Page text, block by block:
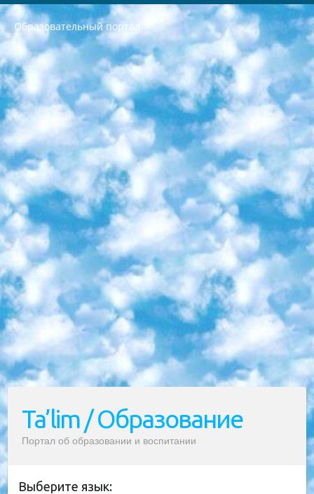
Образовательный портал
РЕСПУБЛИКА УЗБЕКИСТАН МИНИСТРЕРСТВО ДОШКОЛЬНОГО И ШКОЛЬНОГО ОБРАЗОВАНИЯ КОМАНДА в общеобразовательных учреждениях в 2023-2024 учебном году организация и проведение итоговой государственной аттестации обучающихся о Министра дошкольного и школьного образования Республики Узбекистан от 4 марта 2008 года (постановлением Минюста от 20 марта 2008 года № 1778 государственной регистрации) «Итоговое состояние учащихся общего среднего образования на основании положения об утверждении положения об аттестации общего среднего образования выпускной экзамен студентов в образовательных учреждениях в 2023-2024 учебном году В целях организации и прохождения аттестации приказываю: 1. Следующее: перечень предметов, по которым будет проводиться итоговая государственная аттестация и экзамен формы перевода согласно приложению 1; сертификаты международного образца, оценивающие уровень владения иностранными языками перечень согласно приложению 2; 2. Педагогический при специализированных образовательных учреждениях. научно-практический центр квалификации и международной оценки (Д.Давидова) 2024 г. До 25 марта: задания по предметам, по которым будет проводиться итоговая аттестация разработка и утверждение технических условий; итоговая аттестация на основании разработанного предметного задания разработка вопросов по предметам (устно и письменно), экзамен передача; общеобразовательные средние школы и специальные учебные заведения учащиеся выпускных классов школ и интернатов в агентской системе подготовка базы данных экзаменационных материалов и критериев оценки; перевод базы экзаменационных материалов на все языки обучения подать в Республиканский образовательный центр для изготовления; варианты экзаменов на основе разработанных контрольных материалов пусть будут поставлены задачи формирования. 3. Республиканский образовательный центр (Ш.Худайкулов) до 5 апреля 2024 года. до: база данных предоставленных экзаменационных материалов на все языки обучения перевод и экспертиза; для слепых, слабовидящих, глухих, слабослышащих и умственно отсталых детей учащиеся выпускных классов специализированных школ и школ-интернатов база данных экзаменационных материалов на всех преподаваемых языках подготовка критериев оценки; специализированные школы для умственно отсталых детей и технологии для учащихся выпускных классов школ-интернатов разработка соответствующих рекомендаций и критериев проведения ЕГЭ по естествознанию давать задания. 4. Педагогический при специализированных образовательных учреждениях. Научно-практический центр навыков и международной оценки (Д.Давидова), Республика образовательный центр (Худайкулов Ш.) итоговый государственный аттестационный экзамен ориентирован на творческое и логическое мышление при подготовке базы материалов учитывать введение заданий. 5. Следует отметить, что: сертификат государственного образца о знании общеобразовательного предмета и как минимум национальный уровень B1 по предметам на иностранных языках, указанным в Приложении 2. или международно признанный сертификат эквивалентного уровня студенты, изучающие определенный предмет, освобождаются от экзамена; по соответствующим предметам запланирована итоговая государственная аттестация за день до дня, путем жеребьевки Рабочей группой (в письменной форме по предметам, проводимым в форме) из числа сформированных вариантов выбрано 2 варианта; 2 выбранных варианта экзамена анонсированы на официальном сайте министерства и все выпускники по всей стране на основе этих вариантов проводит итоговую государственную аттестацию. 6. Государственное образование учащихся средних общеобразовательных учреждений. знания в соответствии с квалификационными требованиями, которые необходимо приобрести на основании стандартов итоговый (выпускной) контроль для 9 и 11 классов в целях тестирования Экзамены (далее – экзамены) состоят из предметов, перечисленных в приложении 1. будет сделано. 7. Экзамены пройдут с 26 мая по 15 июня 2024 г. (кроме науки физического воспитания). 8. Физическая для учащихся 9 классов общесредних образовательных учреждений. Экзамены по предмету «Образование, квалификация медицина» 1-6 мая 2024 года. сотрудники перевести под присмотр (с отклонениями в физическом или умственном развитии) специализированная школа для детей, школы-интернаты и со сколиозом школы-интернаты санаторного типа для больных детей исключены). 9. Он был слепым, слабовидящим и имел нарушения опорно-двигательного аппарата. экзамены в специализированных школах и интернатах для детей должны проводиться исходя из требований, предъявляемых к общеобразовательным учреждениям (физкультура кроме науки). 10. Специализированная школа для глухих и слабослышащих детей. и экзамены в интернатах и быть реализован в виде письменного теста по математике. 11. Специальность для умственно отсталых детей. Для 9 класса Родной язык и литературное письмо Государственный язык (язык обучения – узбекский). для неклассов) написано Математическое письмо Письменная/устная история Узбекистана Физическое воспитание практично Итоговый контроль Для 11 класса Написание родного языка и литературы (эссе) Математическое письмо Узбекский язык (обучение на узбекском языке) не посещающее общее среднее образование для учреждений)/Образовательное учреждение выбор письменный и устный Иностранный язык письменный/устный Письменная/устная история Узбекистана *По выбору студента:  Химия  Физика  Основы государственного права  География 10 бесплатных образовательных ресурсов - Мы составили подборку онлайн-проектов с интерактивными упражнениями, видеолекциями и статьями. Они помогут вам обрести новые и освежить старые знания бесплатно. 1. «ИНТУИТ» Старейшая образовательная площадка Рунета. Здесь вы найдёте сотни текстовых и видеокурсов на десятки различных тем — от программирования до психологии. Многие курсы подготовлены российскими университетами и крупными международными компаниями вроде Intel и Microsoft. Самостоятельное обучение бесплатное, но желающие могут оплатить услуги персональных наставников. 2. «Смартия» знакомит с актуальными профессиями и подсказывает, как им обучаться. Выбрав заинтересовавшую вас специальность — SMM-специалист, фотограф, веб-дизайнер или другую, — увидите список необходимых для неё умений. Чтобы вы могли освоить их самостоятельно, для каждого умения площадка отображает подборку ссылок на учебные материалы. Хотя «Смартия» ориентируется на русскоязычную аудиторию, часть контента всё же доступна только на английском. 3. «Лекторий Физтеха» Проект Московского физико-технического института (Физтеха). С его помощью вы можете смотреть онлайн серии лекций, записанные на видео в этом вузе. В числе доступных предметов — физика, биология, химия, информационные технологии и другие. К некоторым лекциям администрация ресурса прилагает готовые конспекты, которые можно скачивать в PDF-формате. 4. ITMOcourses Онлайн-площадка Санкт-Петербургского национального исследовательского университета информационных технологий, механики и оптики (ИТМО). Ресурс предоставляет свободный доступ к курсам, разработанным в этом вузе. Каталог материалов разбит на четыре категории: «Оптические системы и технологии», «Приборостроение и робототехника», «Информационные технологии» и «Биотехнологии». Курсы состоят из видеолекций, интерактивных демонстраций и заданий. 5. «КиберЛенинка» Электронная научная библиотека открытого доступа. Каталог площадки регулярно обрастает текстами статей из различных научных изданий. Сгруппированные по журналам и рубрикам публикации можно читать онлайн или скачивать целиком в PDF-формате. Проект нацелен на популяризацию науки за счёт открытого доступа к качественной информации. 6. «ПостНаука» На этом ресурсе публикуют подборки видеолекций, составленные экспертами из разных отраслей и объединённые общими темами. Среди них, к примеру, есть серии «Биоинформатика и геномика», «Культура средневековой Скандинавии» и Cinema Studies о теории кино. Каждая подборка лекций — логически связанная история, рассказанная экспертом от первого лица. Кроме того, на сайте появляются научно-образовательные статьи и тесты на разные темы. 7. «Newочём» Команда проекта «Newочём» отбирает самые интересные тексты из англоязычных СМИ и переводит те из них, за которые голосуют участники сообщества «ВКонтакте». По большей части это научно-популярные статьи. Редакторы придумывают лишь заголовки, в остальном содержание переводов соответствует оригиналам. Полные тексты можно читать прямо в социальной сети. 8. InternetUrok Онлайн-база материалов по основным дисциплинам школьной программы. Информация на сайте структурирована по классам, предметам и темам (урокам). Каждый урок состоит из видеолекций и конспектов. Есть также интерактивные тренажёры и тесты для закрепления пройденного материала. Даже если вы давно окончили школу, возможность повторить программу старших классов всегда может пригодиться. 9. Edutainme Ещё один ресурс об образовании. В отличие от Newtonew, как мне кажется, Edutainme больше ориентируется на представителей индустрии: педагогов, предпринимателей, разработчиков образовательных проектов. Но и любой, кто просто стремится к саморазвитию, найдёт на сайте много полезного и интересного для себя. Например, информацию о новых курсах и образовательных сервисах. 10. Newtonew Онлайн-медиа об образовании и обучении в широком смысле. Авторы Newtonew пишут об инструментах, заведениях, тактиках и стратегиях, которые помогают учить других и получать новые знания самостоятельно. На этой площадке вы найдёте новости, обзоры, аналитические мат
Ta’lim / Образование
Портал об образовании и воспитании
Выберите язык: